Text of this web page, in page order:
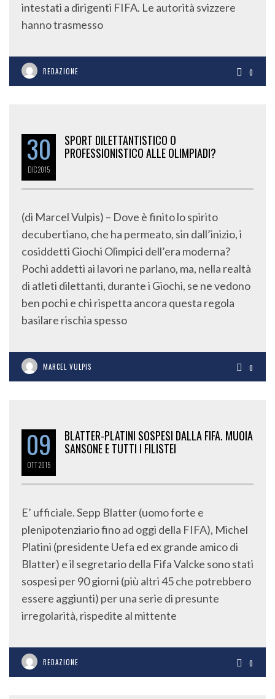
intestati a dirigenti FIFA. Le autorità svizzere
hanno trasmesso
REDAZIONE 0
30
DIC2015
SPORT DILETTANTISTICO O
PROFESSIONISTICO ALLE OLIMPIADI?
(di Marcel Vulpis) – Dove è finito lo spirito
decubertiano, che ha permeato, sin dall’inizio, i
cosiddetti Giochi Olimpici dell’era moderna?
Pochi addetti ai lavori ne parlano, ma, nella realtà
di atleti dilettanti, durante i Giochi, se ne vedono
ben pochi e chi rispetta ancora questa regola
basilare rischia spesso
MARCEL VULPIS 0
09
OTT2015
BLATTER-PLATINI SOSPESI DALLA FIFA. MUOIA
SANSONE E TUTTI I FILISTEI
E’ ufficiale. Sepp Blatter (uomo forte e
plenipotenziario fino ad oggi della FIFA), Michel
Platini (presidente Uefa ed ex grande amico di
Blatter) e il segretario della Fifa Valcke sono stati
sospesi per 90 giorni (più altri 45 che potrebbero
essere aggiunti) per una serie di presunte
irregolarità, rispedite al mittente
REDAZIONE 0